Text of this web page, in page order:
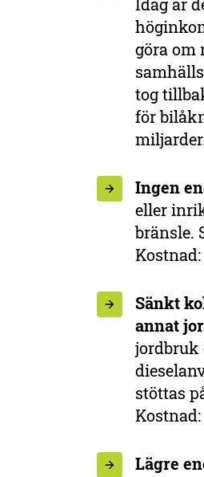
göra om
tog
för
Ingen
eller
bränsle.
Sänkt
annat
jordbruk
stöttas
Lägre